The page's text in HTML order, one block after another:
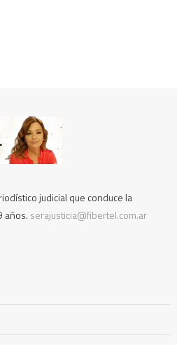
judicial que conduce la
años. serajusticia@fibertel.com.ar